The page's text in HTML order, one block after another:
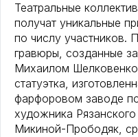
Театральные
получат уникальные
по числу участников.
гравюры, созданные
Михаилом
статуэтка,
фарфоровом заводе
художника
Микиной-Прободяк,